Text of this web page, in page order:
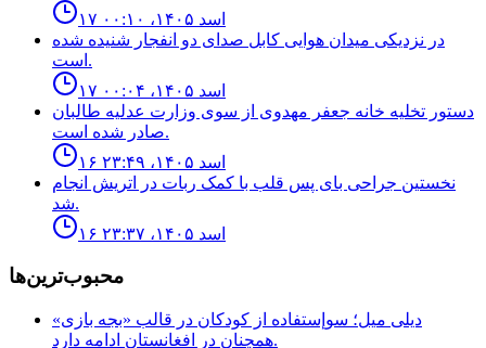
۱۷ اسد ۱۴۰۵، ۰۰:۱۰
در نزدیکی میدان هوایی کابل صدای دو انفجار شنیده شده
است.
۱۷ اسد ۱۴۰۵، ۰۰:۰۴
دستور تخليه خانه جعفر مهدوى از سوى وزارت عدليه طالبان
صادر شده است.
۱۶ اسد ۱۴۰۵، ۲۳:۴۹
نخستين جراحى باى پس قلب با كمک ربات در اتريش انجام
شد.
۱۶ اسد ۱۴۰۵، ۲۳:۳۷
محبوب‌ترین‌ها
ديلى ميل؛ سوإستفاده از كودكان در قالب «بجه بازى»
همچنان در افغانستان ادامه دارد.